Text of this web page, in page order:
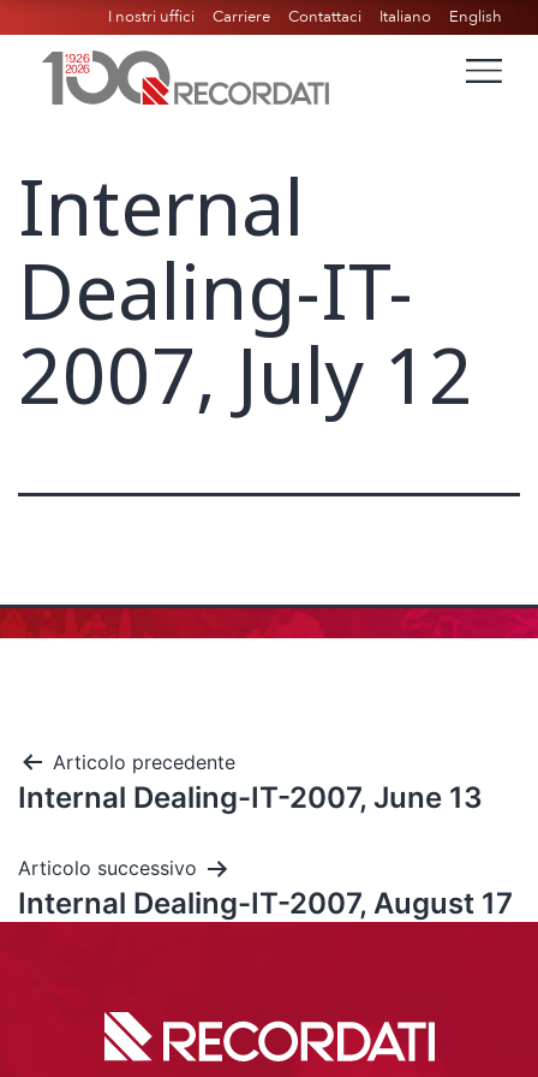
I nostri uffici Carriere Contattaci Italiano English
Internal
Dealing-IT-
2007, July 12
Articolo precedente
Internal Dealing-IT-2007, June 13
Articolo successivo
Internal Dealing-IT-2007, August 17